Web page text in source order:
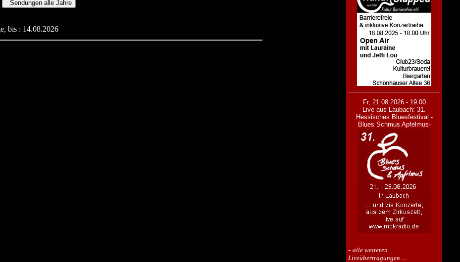
bis : 14.08.2026
Fr, 21.08.2026 - 19.00
Live aus Laubach: 31.
Hessisches Bluesfestival -
Blues Schmus Apfelmus-
- alle weiteren
Liveübertragungen ...